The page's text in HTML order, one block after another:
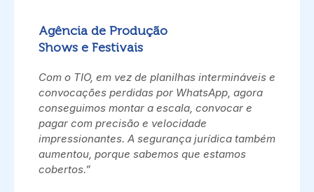
Agência de Produção
Shows e Festivais
Com o TIO, em vez de planilhas intermináveis e
convocações perdidas por WhatsApp, agora
conseguimos montar a escala, convocar e
pagar com precisão e velocidade
impressionantes. A segurança jurídica também
aumentou, porque sabemos que estamos
cobertos.”